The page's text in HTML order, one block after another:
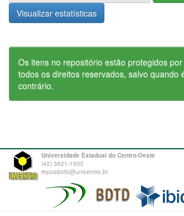
Visualizar estatísticas
Os itens no repositório estão protegidos
todos os direitos reservados, salvo quando
contrário.
Universidade Estadual do Centro-Oeste
(42) 3621-1000
repositorio@unicentro.br